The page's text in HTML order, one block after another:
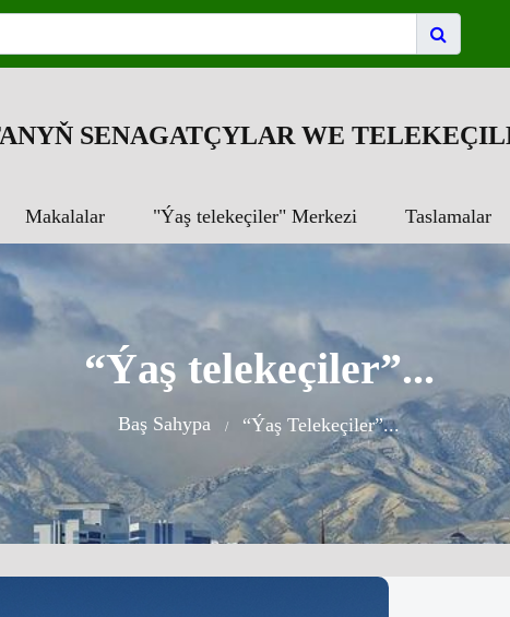
SENAGATÇYLAR WE
Makalalar "Ýaş telekeçiler" Merkezi Taslamalar
“Ýaş telekeçiler”...
Baş Sahypa “Ýaş Telekeçiler”...